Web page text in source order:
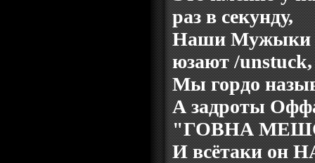
раз в секунду,
Наши Мужыки
юзают /unstuck,
Мы гордо
А задроты
"ГОВНА
И всётаки